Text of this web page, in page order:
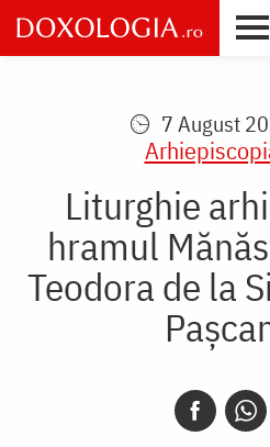
Skip
to
main
7 August
Liturghie
hramul
Teodora de la